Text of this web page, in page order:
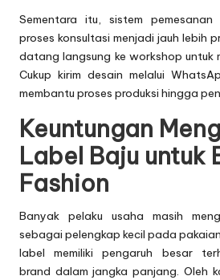
Sementara itu, sistem pemesanan
proses konsultasi menjadi jauh lebih
datang langsung ke workshop untuk
Cukup kirim desain melalui
membantu proses produksi hingga
Keuntungan
Label Baju untuk
Fashion
Banyak pelaku usaha masih
sebagai pelengkap kecil pada
label memiliki pengaruh besar
brand dalam jangka panjang. Oleh